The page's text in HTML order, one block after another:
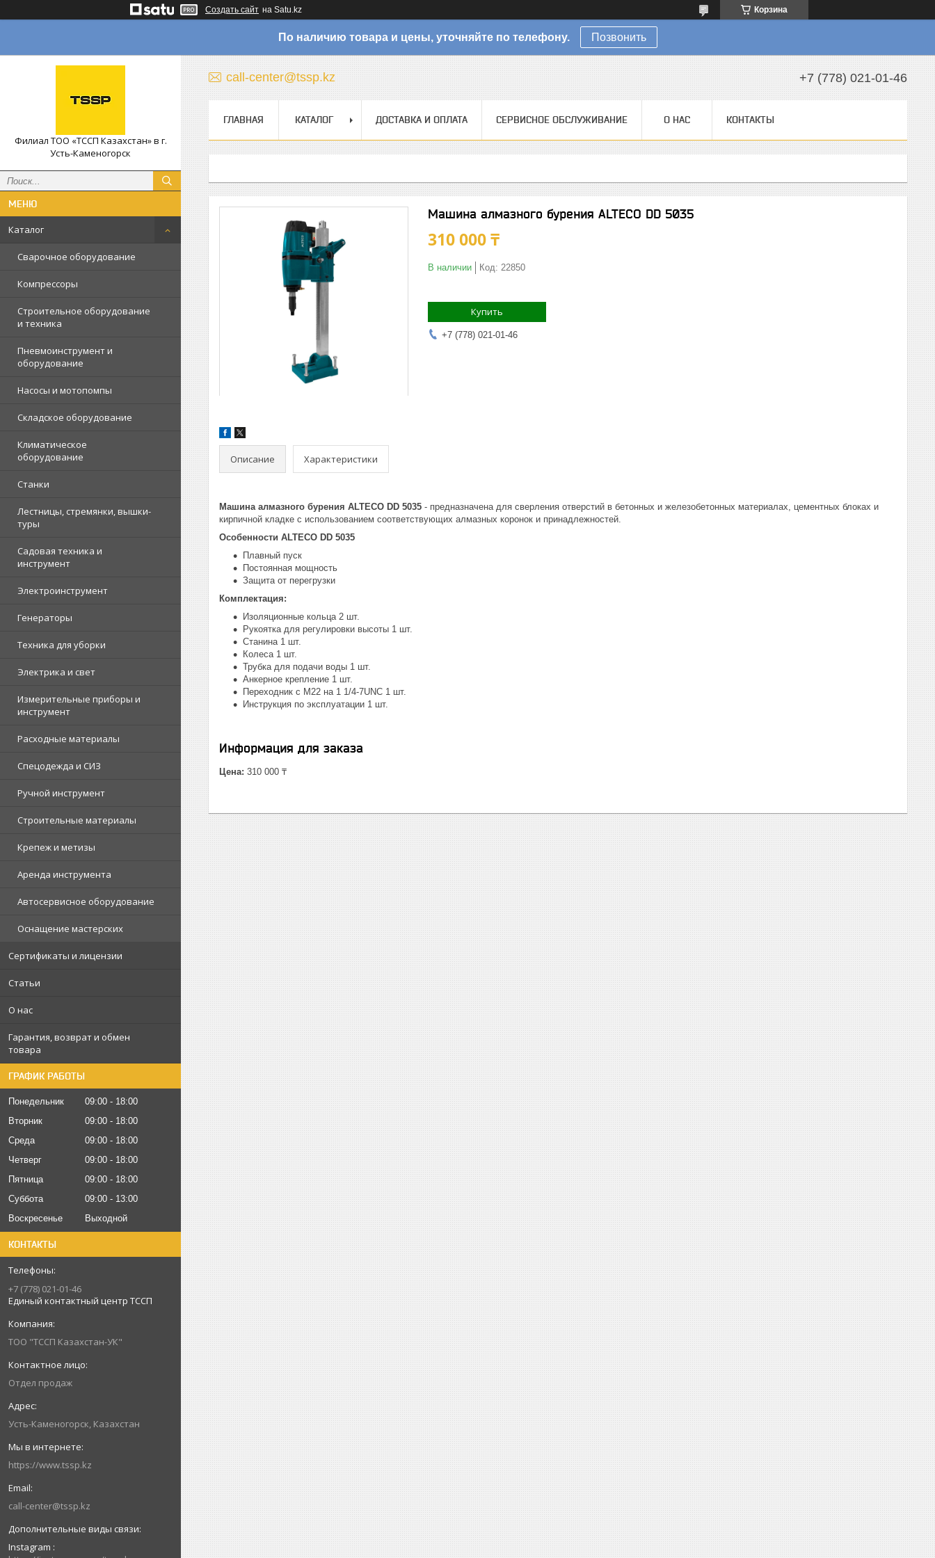
Создать сайт на Satu.kz Корзина
По наличию товара и цены, уточняйте по телефону. Позвонить
Филиал ТОО «ТССП Казахстан» в г.
Усть-Каменогорск
Каталог
Сварочное оборудование
Компрессоры
Строительное оборудование
и техника
Пневмоинструмент и
оборудование
Насосы и мотопомпы
Складское оборудование
Климатическое
оборудование
Станки
Лестницы, стремянки, вышки-
туры
Садовая техника и
инструмент
Электроинструмент
Генераторы
Техника для уборки
Электрика и свет
Измерительные приборы и
инструмент
Расходные материалы
Спецодежда и СИЗ
Ручной инструмент
Строительные материалы
Крепеж и метизы
Аренда инструмента
Автосервисное оборудование
Оснащение мастерских
Сертификаты и лицензии
Статьи
О нас
Гарантия, возврат и обмен
товара
ГРАФИК РАБОТЫ
Понедельник 09:00
18:00
Вторник
09:00
18:00
Среда
09:00
18:00
Четверг
09:00
18:00
Пятница
09:00
18:00
Суббота
09:00
13:00
Воскресенье
Выходной
КОНТАКТЫ
+7 (778) 021-01-46
Единый контактный центр ТССП
ТОО "ТССП Казахстан-УК"
Отдел продаж
Усть-Каменогорск, Казахстан
https://www.tssp.kz
call-center@tssp.kz
Instagram
call-center@tssp.kz +7 (778) 021-01-46
ГЛАВНАЯ КАТАЛОГ ДОСТАВКА И ОПЛАТА СЕРВИСНОЕ ОБСЛУЖИВАНИЕ О НАС КОНТАКТЫ
Машина алмазного бурения ALTECO DD 5035
310 000 ₸
В наличии Код: 22850
Купить
+7 (778) 021-01-46
Описание Характеристики
Машина алмазного бурения ALTECO DD 5035 - предназначена для сверления отверстий в бетонных и железобетонных материалах, цементных блоках и
кирпичной кладке с использованием соответствующих алмазных коронок и принадлежностей.
Особенности ALTECO DD 5035
Плавный пуск
Постоянная мощность
Защита от перегрузки
Комплектация:
Изоляционные кольца 2 шт.
Рукоятка для регулировки высоты 1 шт.
Станина 1 шт.
Колеса 1 шт.
Трубка для подачи воды 1 шт.
Анкерное крепление 1 шт.
Переходник с М22 на 1 1/4-7UNC 1 шт.
Инструкция по эксплуатации 1 шт.
Информация для заказа
Цена: 310 000 ₸